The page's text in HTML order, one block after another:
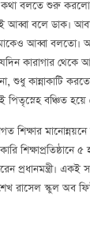
বলতে শুরু করলো,
বলে ডাক।
আব্বা বলতো।
কারাগার থেকে
শুধু কান্নাকাটি
বঞ্চিত হয়ে
শিক্ষার
শিক্ষাপ্রতিষ্ঠানে
প্রধানমন্ত্রী। একই
রাসেল স্কুল অব